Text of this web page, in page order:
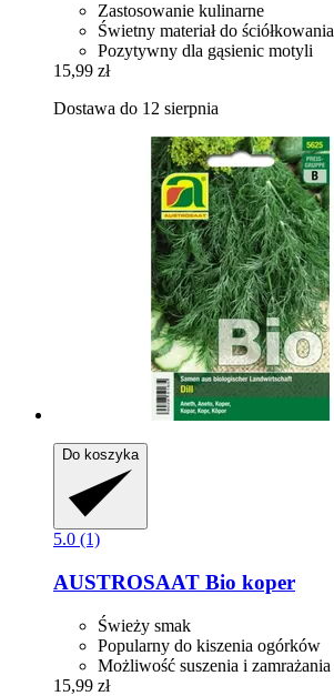
Zastosowanie kulinarne
Świetny materiał do ściółkowania
Pozytywny dla gąsienic motyli
15,99 zł
Dostawa do 12 sierpnia
Do koszyka
5.0 (1)
AUSTROSAAT Bio koper
Świeży smak
Popularny do kiszenia ogórków
Możliwość suszenia i zamrażania
15,99 zł